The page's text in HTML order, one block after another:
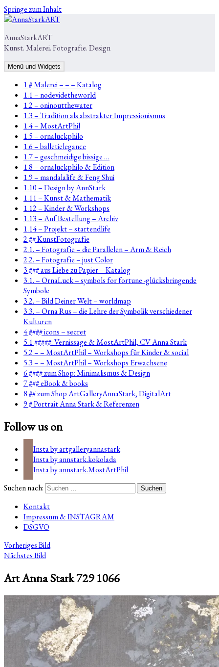
Springe zum Inhalt
AnnaStarkART
Kunst. Malerei. Fotografie. Design
Menü und Widgets
1 # Malerei – – – Katalog
1.1 – nodevidetheworld
1.2 – oninoutthewater
1.3 – Tradition als abstrakter Impressionismus
1.4 – MostArtPhil
1.5 – ornaluckphilo
1.6 – balletielegance
1.7 – geschmeidige bissige …
1.8 – ornaluckphilo & Edition
1.9 – mandalalife & Feng Shui
1.10 – Design by AnnStark
1.11 – Kunst & Mathematik
1.12 – Kinder & Workshops
1.13 – Auf Bestellung – Archiv
1.14 – Projekt – startendlife
2 ## KunstFotografie
2.1. – Fotografie – die Parallelen – Arm & Reich
2.2. – Fotografie – just Color
3 ### aus Liebe zu Papier – Katalog
3.1. – OrnaLuck – symbols for fortune -glücksbringende
Symbole
3.2. – Bild Deiner Welt – worldmap
3.3. – Orna Rus – die Lehre der Symbolik verschiedener
Kulturen
4 #### icons – secret
5.1 #####: Vernissage & MostArtPhil, CV Anna Stark
5.2 – – MostArtPhil – Workshops für Kinder & social
5.3 – – MostArtPhil – Workshops Erwachsene
6 #### zum Shop: Minimalismus & Design
7 ### eBook & books
8 ## zum Shop ArtGalleryAnnaStark, DigitalArt
9 # Portrait Anna Stark & Referenzen
Follow us on
Insta by artgalleryannastark
Insta by annstark.kokolada
Insta by annstark.MostArtPhil
Suchen nach:
Kontakt
Impressum & INSTAGRAM
DSGVO
Vorheriges Bild
Nächstes Bild
Art Anna Stark 729 1066